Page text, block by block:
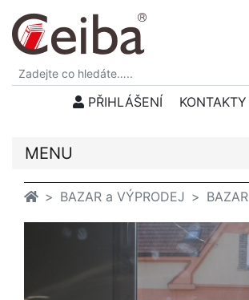
PŘIHLÁŠENÍ KONTAKTY
MENU
BAZAR a VÝPRODEJ BAZAR